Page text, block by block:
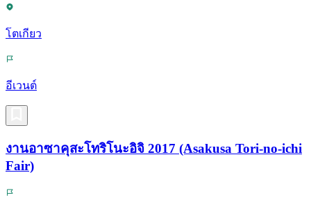
โตเกียว
อีเวนต์
งานอาซาคุสะโทริโนะอิจิ 2017 (Asakusa Tori-no-ichi
Fair)